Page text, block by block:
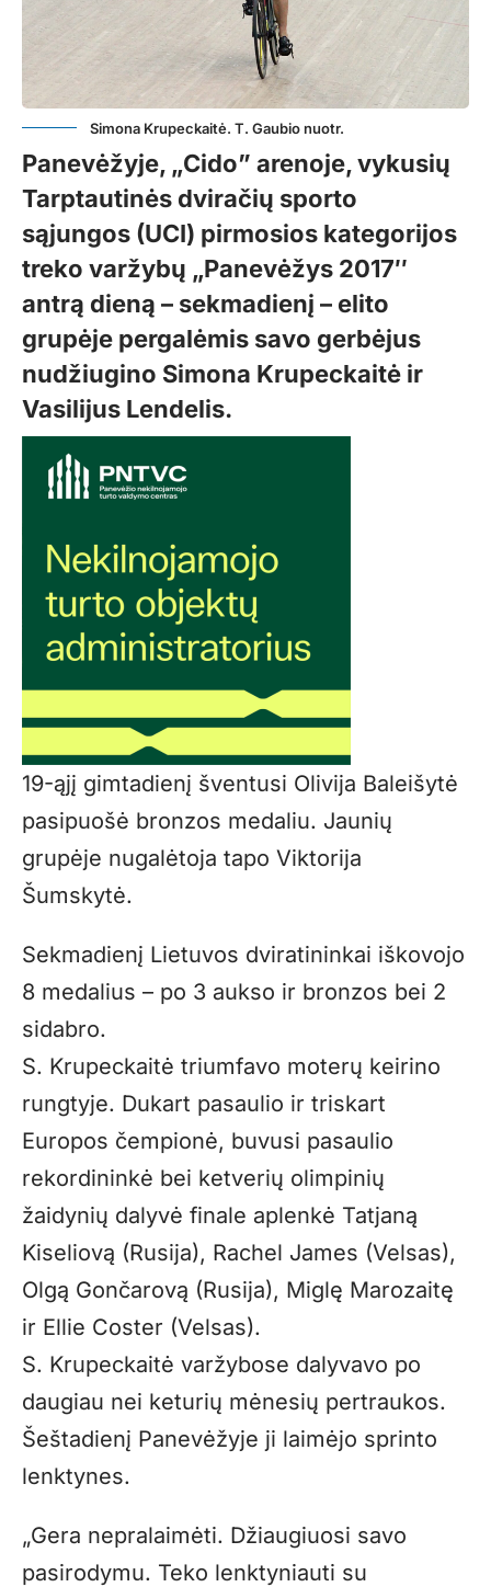
Simona Krupeckaitė. T. Gaubio nuotr.
Panevėžyje, „Cido” arenoje, vykusių
Tarptautinės dviračių sporto
sąjungos (UCI) pirmosios kategorijos
treko varžybų „Panevėžys 2017″
antrą dieną – sekmadienį – elito
grupėje pergalėmis savo gerbėjus
nudžiugino Simona Krupeckaitė ir
Vasilijus Lendelis.
19-ąjį gimtadienį šventusi Olivija Baleišytė
pasipuošė bronzos medaliu. Jaunių
grupėje nugalėtoja tapo Viktorija
Šumskytė.
Sekmadienį Lietuvos dviratininkai iškovojo
8 medalius – po 3 aukso ir bronzos bei 2
sidabro.
S. Krupeckaitė triumfavo moterų keirino
rungtyje. Dukart pasaulio ir triskart
Europos čempionė, buvusi pasaulio
rekordininkė bei ketverių olimpinių
žaidynių dalyvė finale aplenkė Tatjaną
Kiseliovą (Rusija), Rachel James (Velsas),
Olgą Gončarovą (Rusija), Miglę Marozaitę
ir Ellie Coster (Velsas).
S. Krupeckaitė varžybose dalyvavo po
daugiau nei keturių mėnesių pertraukos.
Šeštadienį Panevėžyje ji laimėjo sprinto
lenktynes.
„Gera nepralaimėti. Džiaugiuosi savo
pasirodymu. Teko lenktyniauti su